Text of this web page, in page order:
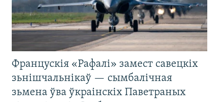
Францускія «Рафалі» замест савецкіх
зьнішчальнікаў — сымбалічная
зьмена ўва ўкраінскіх Паветраных